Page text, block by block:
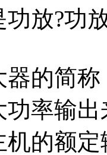
放?功
的简
功率输
机的额